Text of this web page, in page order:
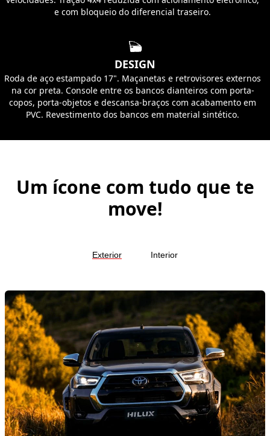
e com bloqueio do diferencial traseiro.
DESIGN
Roda de aço estampado 17". Maçanetas e retrovisores externos
na cor preta. Console entre os bancos dianteiros com porta-
copos, porta-objetos e descansa-braços com acabamento em
PVC. Revestimento dos bancos em material sintético.
Um ícone com tudo que te
move!
Exterior Interior